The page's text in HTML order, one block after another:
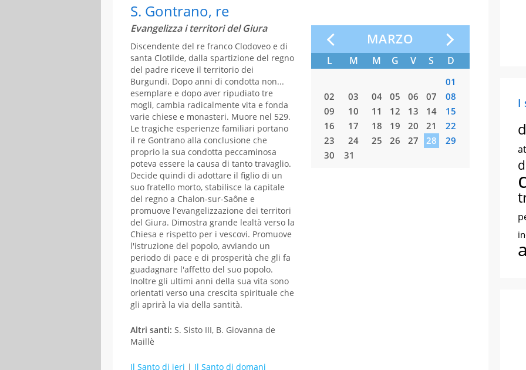
S. Gontrano, re
Evangelizza i territori del Giura
Discendente del re franco Clodoveo e di
santa Clotilde, dalla spartizione del regno
del padre riceve il territorio dei
Burgundi. Dopo anni di condotta non...
esemplare e dopo aver ripudiato tre
mogli, cambia radicalmente vita e fonda
varie chiese e monasteri. Muore nel 529.
Le tragiche esperienze familiari portano
il re Gontrano alla conclusione che
proprio la sua condotta peccaminosa
poteva essere la causa di tanto travaglio.
Decide quindi di adottare il figlio di un
suo fratello morto, stabilisce la capitale
del regno a Chalon-sur-Saône e
promuove l'evangelizzazione dei territori
del Giura. Dimostra grande lealtà verso la
Chiesa e rispetto per i vescovi. Promuove
l'istruzione del popolo, avviando un
periodo di pace e di prosperità che gli fa
guadagnare l'affetto del suo popolo.
Inoltre gli ultimi anni della sua vita sono
orientati verso una crescita spirituale che
gli aprirà la via della santità.
Altri santi: S. Sisto III, B. Giovanna de
Maillè
Il Santo di ieri | Il Santo di domani
D
04
11
18
25
L M M G V S D
02
03 04 05 06 07
09
10 11 12 13 14
15
16
17 18 19 20 21
22
23
24 25 26 27 28
MARZO
L M M G V S D
01
02
03 04 05 06 07
08
09
10 11 12 13 14
15
16
17 18 19 20 21
22
23
24 25 26 27 28
29
30
31
I